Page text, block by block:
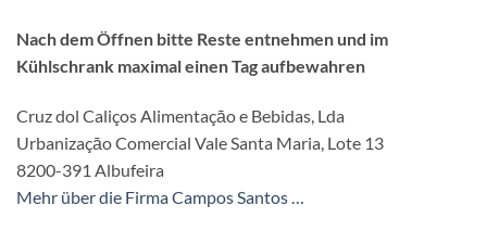
Nach dem Öffnen bitte Reste entnehmen und im
Kühlschrank maximal einen Tag aufbewahren
Cruz dol Caliços Alimentaçāo e Bebidas, Lda
Urbanizaçāo Comercial Vale Santa Maria, Lote 13
8200-391 Albufeira
Mehr über die Firma Campos Santos …